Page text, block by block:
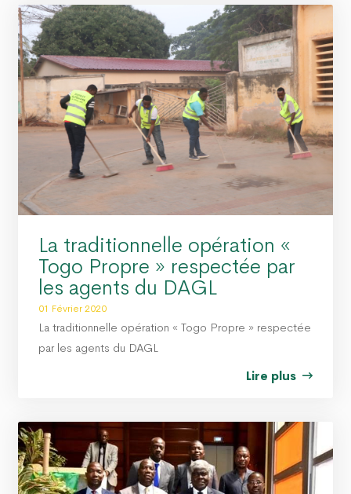
La traditionnelle opération «
Togo Propre » respectée par
les agents du DAGL
01 Février 2020
La traditionnelle opération « Togo Propre » respectée
par les agents du DAGL
Lire plus